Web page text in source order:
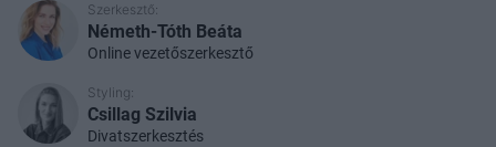
Szerkesztő:
Németh-Tóth Beáta
Online vezetőszerkesztő
Styling:
Csillag Szilvia
Divatszerkesztés